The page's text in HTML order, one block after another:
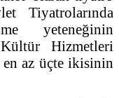
Tiyatrolarında
yeteneğinin
Hizmetleri
en az üçte ikisinin